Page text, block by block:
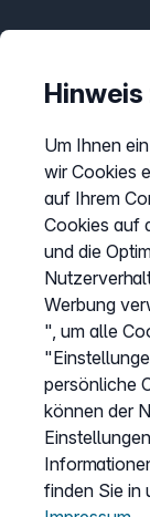
Hinweis
Um Ihnen
wir Cookies
auf Ihrem
Cookies auf
und die
Werbung
", um alle
persönliche
können der
finden Sie in